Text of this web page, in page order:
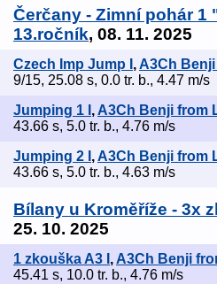
Čerčany - Zimní pohár 1
13.ročník, 08. 11. 2025
Czech Imp Jump I ,A3Ch
9/15, 25.08 s, 0.0 tr. b., 4.47 m/s
Jumping 1 I , A3Ch Benji from
43.66 s, 5.0 tr. b., 4.76 m/s
Jumping 2 I ,A3Ch Benji from
43.66 s, 5.0 tr. b., 4.63 m/s
Bílany u Kroměříže - 3x
25. 10. 2025
1 zkouška A3 I , A3Ch Benji
45.41 s, 10.0 tr. b., 4.76 m/s